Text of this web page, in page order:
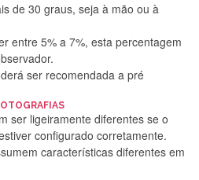
de 30 graus, seja à mão ou à
entre 5% a 7%, esta percentagem
ser recomendada a pré
ser ligeiramente diferentes se o
configurado corretamente.
características diferentes em
Lopes
Rapidez e segurança. Volto a